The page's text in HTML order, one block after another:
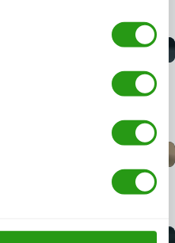
se necesita
curso BOSIET?